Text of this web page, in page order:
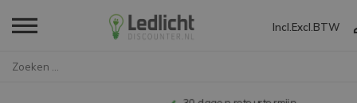
Incl. Excl. BTW